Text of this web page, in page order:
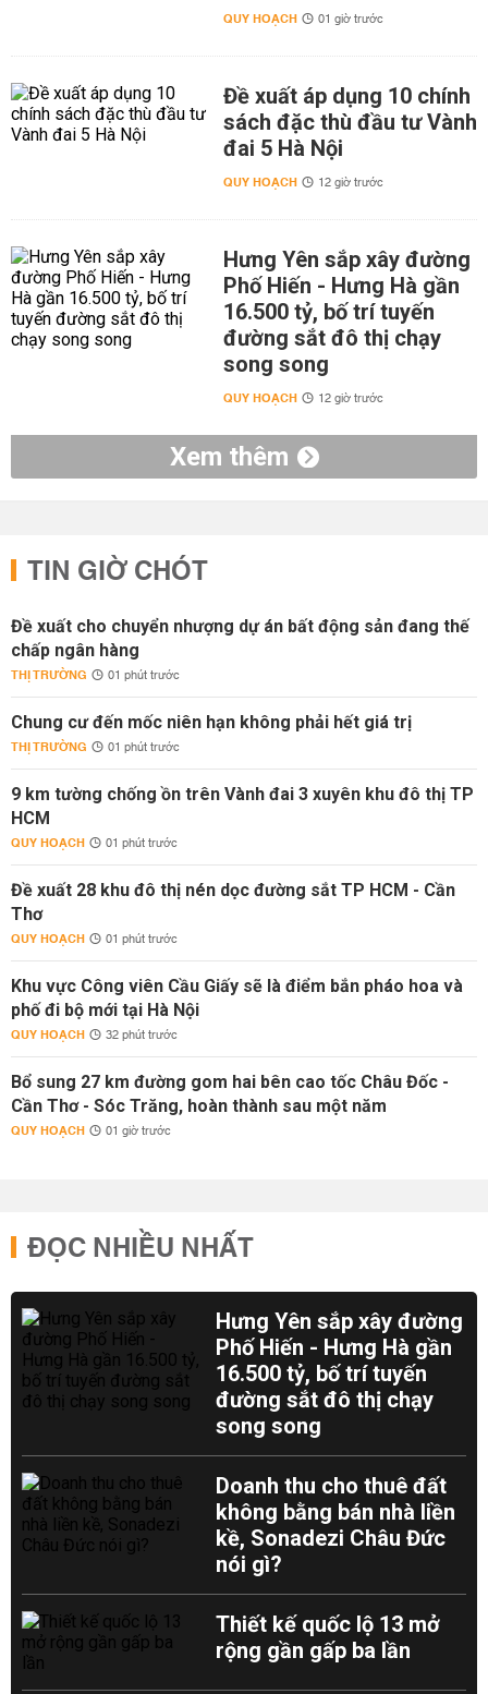
QUY HOẠCH 01 giờ trước
Đề xuất áp dụng 10 chính
sách đặc thù đầu tư Vành
đai 5 Hà Nội
QUY HOẠCH 12 giờ trước
Hưng Yên sắp xây đường
Phố Hiến - Hưng Hà gần
16.500 tỷ, bố trí tuyến
đường sắt đô thị chạy
song song
QUY HOẠCH 12 giờ trước
Xem thêm
TIN GIỜ CHÓT
Đề xuất cho chuyển nhượng dự án bất động sản đang thế
chấp ngân hàng
THỊ TRƯỜNG 01 phút trước
Chung cư đến mốc niên hạn không phải hết giá trị
THỊ TRƯỜNG 01 phút trước
9 km tường chống ồn trên Vành đai 3 xuyên khu đô thị TP
HCM
QUY HOẠCH 01 phút trước
Đề xuất 28 khu đô thị nén dọc đường sắt TP HCM - Cần
Thơ
QUY HOẠCH 01 phút trước
Khu vực Công viên Cầu Giấy sẽ là điểm bắn pháo hoa và
phố đi bộ mới tại Hà Nội
QUY HOẠCH 32 phút trước
Bổ sung 27 km đường gom hai bên cao tốc Châu Đốc -
Cần Thơ - Sóc Trăng, hoàn thành sau một năm
QUY HOẠCH 01 giờ trước
ĐỌC NHIỀU NHẤT
Hưng Yên sắp xây đường
Phố Hiến - Hưng Hà gần
16.500 tỷ, bố trí tuyến
đường sắt đô thị chạy
song song
Doanh thu cho thuê đất
không bằng bán nhà liền
kề, Sonadezi Châu Đức
nói gì?
Thiết kế quốc lộ 13 mở
rộng gần gấp ba lần